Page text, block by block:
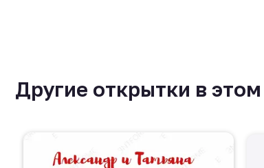
Другие открытки в